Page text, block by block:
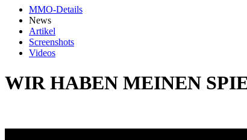
MMO-Details
News
Artikel
Screenshots
Videos
WIR HABEN MEINEN